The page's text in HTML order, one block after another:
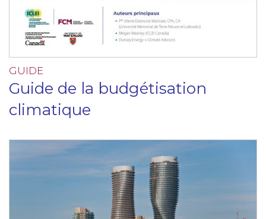
GUIDE
Guide de la budgétisation
climatique